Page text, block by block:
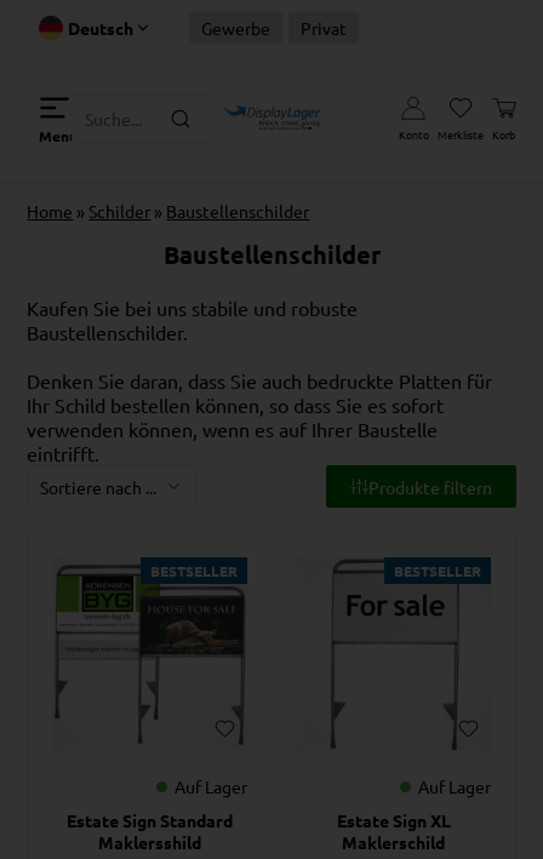
Deutsch Gewerbe Privat
Menu Konto Merkliste Korb
Home » Schilder » Baustellenschilder
Baustellenschilder
Kaufen Sie bei uns stabile und robuste
Baustellenschilder.
Denken Sie daran, dass Sie auch bedruckte Platten für
Ihr Schild bestellen können, so dass Sie es sofort
verwenden können, wenn es auf Ihrer Baustelle
eintrifft.
Produkte filtern
BESTSELLER
Auf Lager
Estate Sign Standard
Maklersshild
BESTSELLER
Auf Lager
Estate Sign XL
Maklerschild